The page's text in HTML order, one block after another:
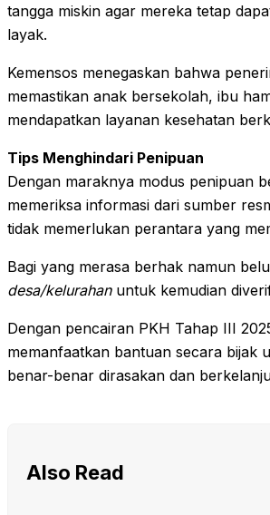
tangga miskin agar mereka tetap
layak.
Kemensos menegaskan bahwa
memastikan anak bersekolah, ibu
mendapatkan layanan kesehatan
Tips Menghindari Penipuan
Dengan maraknya modus penipuan
memeriksa informasi dari sumber
tidak memerlukan perantara yang
Bagi yang merasa berhak namun
desa/kelurahanuntuk kemudian
Dengan pencairan PKH Tahap III
memanfaatkan bantuan secara bijak
benar-benar dirasakan dan
Also Read